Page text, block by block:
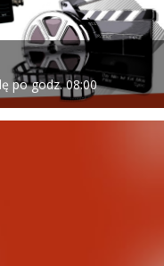
po godz. 08:00